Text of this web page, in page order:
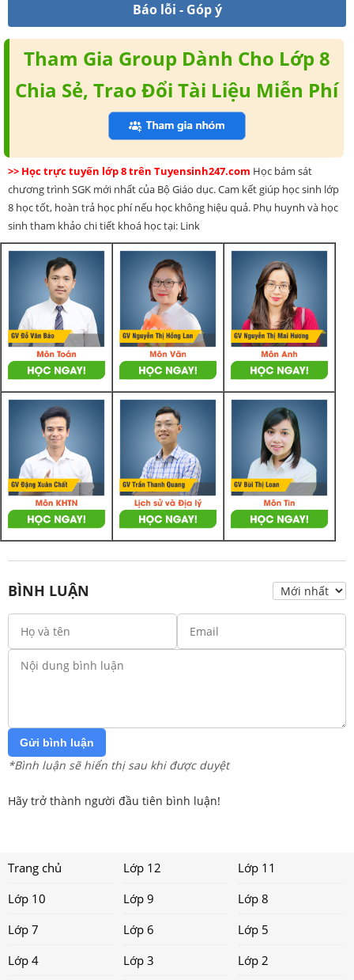
Báo lỗi - Góp ý
Tham Gia Group Dành Cho Lớp 8
Chia Sẻ, Trao Đổi Tài Liệu Miễn Phí
>> Học trực tuyến lớp 8 trên Tuyensinh247.com Học bám sát
chương trình SGK mới nhất của Bộ Giáo dục. Cam kết giúp học sinh lớp
8 học tốt, hoàn trả học phí nếu học không hiệu quả. Phụ huynh và học
sinh tham khảo chi tiết khoá học tại: Link
BÌNH LUẬN
Gửi bình luận
*Bình luận sẽ hiển thị sau khi được duyệt
Hãy trở thành người đầu tiên bình luận!
Trang chủ Lớp 12
Lớp 11
Lớp 10
Lớp 9
Lớp 8
Lớp 7
Lớp 6
Lớp 5
Lớp 4
Lớp 3 Lớp 2